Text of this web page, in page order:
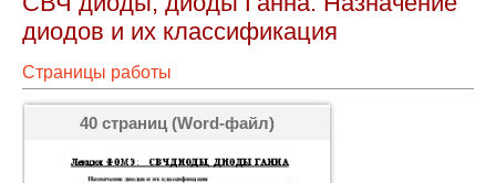
диодов и их классификация
Страницы работы
40 страниц (Word-файл)